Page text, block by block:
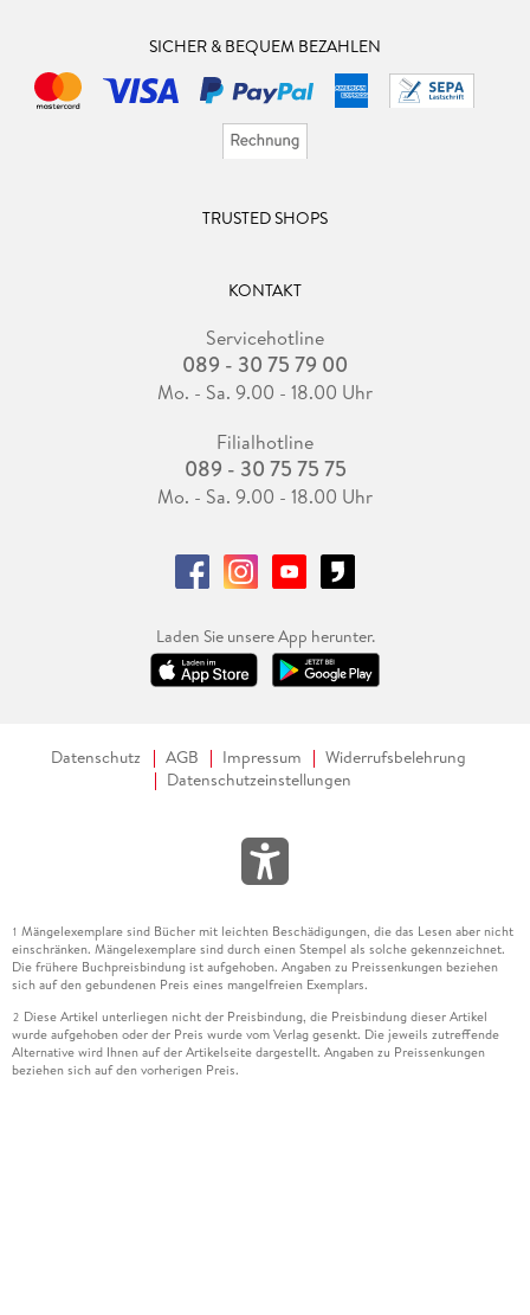
SICHER & BEQUEM BEZAHLEN
TRUSTED SHOPS
KONTAKT
Servicehotline
089 - 30 75 79 00
Mo. - Sa. 9.00 - 18.00 Uhr
Filialhotline
089 - 30 75 75 75
Mo. - Sa. 9.00 - 18.00 Uhr
Laden Sie unsere App herunter.
Datenschutz AGB Impressum
Widerrufsbelehrung
Datenschutzeinstellungen
1 Mängelexemplare sind Bücher mit leichten Beschädigungen, die das Lesen aber nicht
einschränken. Mängelexemplare sind durch einen Stempel als solche gekennzeichnet.
Die frühere Buchpreisbindung ist aufgehoben. Angaben zu Preissenkungen beziehen
sich auf den gebundenen Preis eines mangelfreien Exemplars.
2 Diese Artikel unterliegen nicht der Preisbindung, die Preisbindung dieser Artikel
wurde aufgehoben oder der Preis wurde vom Verlag gesenkt. Die jeweils zutreffende
Alternative wird Ihnen auf der Artikelseite dargestellt. Angaben zu Preissenkungen
beziehen sich auf den vorherigen Preis.